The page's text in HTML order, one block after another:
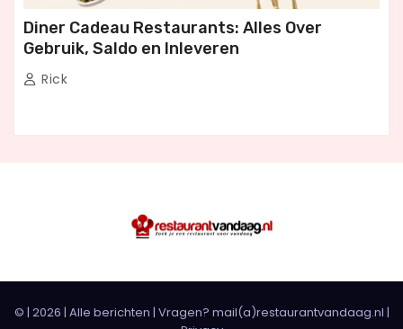
Diner Cadeau Restaurants: Alles Over
Gebruik, Saldo en Inleveren
Rick
© | 2026 | Alle berichten | Vragen? mail(a)restaurantvandaag.nl |